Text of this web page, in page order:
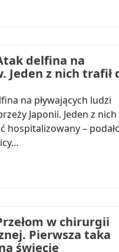
delfina na
Jeden z nich trafił
na pływających ludzi
Japonii. Jeden z nich
hospitalizowany –
w chirurgii
Pierwsza taka
świecie